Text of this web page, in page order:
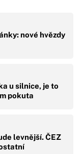
nové hvězdy
u silnice, je to
pokuta
levnější. ČEZ